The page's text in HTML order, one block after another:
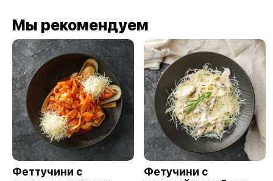
Мы рекомендуем
Феттучини с
Фетучини с